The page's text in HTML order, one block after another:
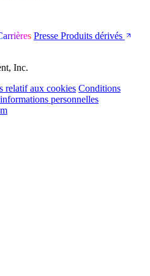
Presse Produits dérivés
Inc.
relatif aux cookies Conditions
personnelles